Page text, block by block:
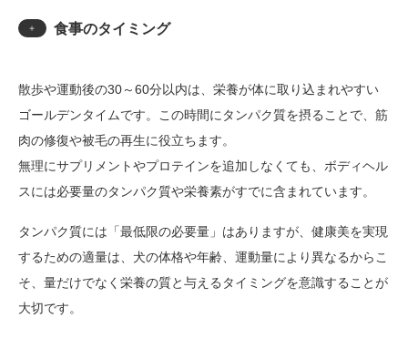
＋ 食事のタイミング
散歩や運動後の30～60分以内は、栄養が体に取り込まれやすい
ゴールデンタイムです。この時間にタンパク質を摂ることで、筋
肉の修復や被毛の再生に役立ちます。
無理にサプリメントやプロテインを追加しなくても、ボディヘル
スには必要量のタンパク質や栄養素がすでに含まれています。
タンパク質には「最低限の必要量」はありますが、健康美を実現
するための適量は、犬の体格や年齢、運動量により異なるからこ
そ、量だけでなく栄養の質と与えるタイミングを意識することが
大切です。